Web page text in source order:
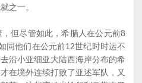
之一。
但尽管如此，希腊人在公元前8
同他们在公元前12世纪时时运不
沿小亚细亚大陆西海岸分布的希
在境外连续打败了亚述军队，又